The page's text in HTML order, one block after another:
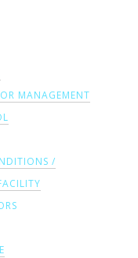
MANAGEMENT
/